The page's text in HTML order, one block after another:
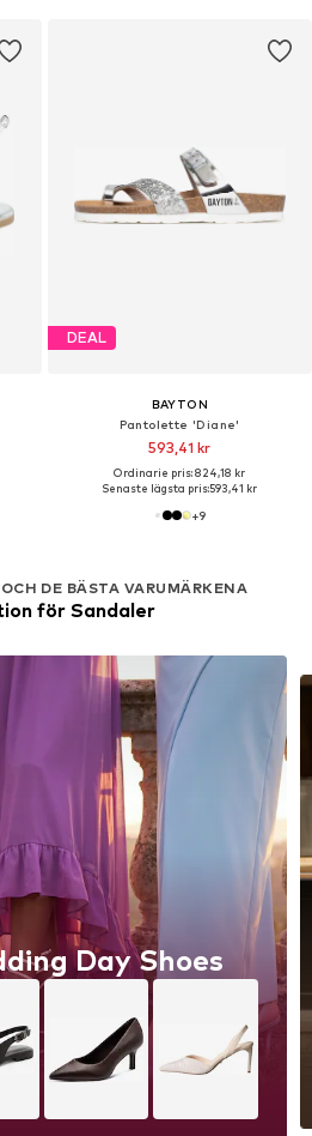
DE BÄSTA VARUMÄRKENA
för Sandaler
Day Shoes
DEAL
BAYTON
Pantolette 'Diane'
593,41 kr
Ordinarie pris: 824,18 kr
Senaste lägsta pris:593,41 kr
+9